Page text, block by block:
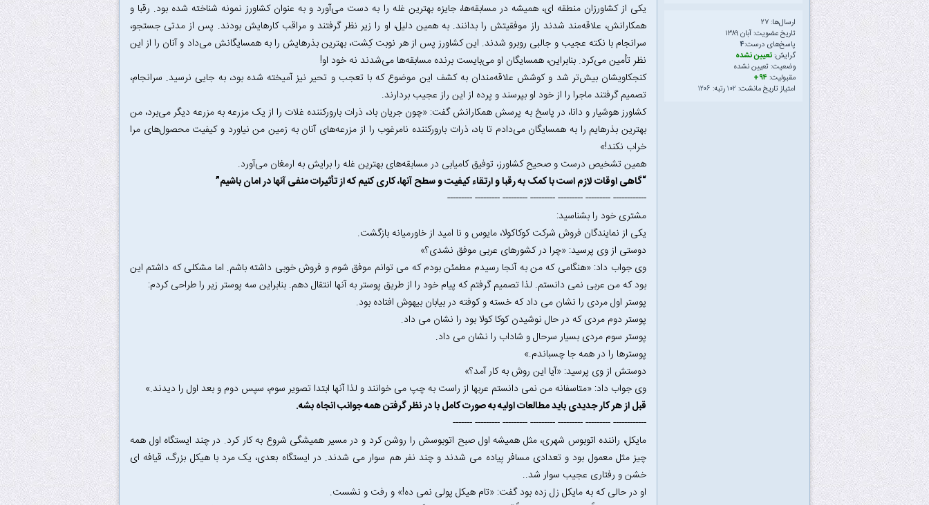
ارسال‌ها: ۲۷
تاریخ عضویت: آبان ۱۳۸۹
پاسخ‌های درست:۴
گرایش:تعیین نشده
وضعیت: تعیین نشده
مقبولیت:۹۴+
امتیاز تاریخ مانشت: ۱۰۲رتبه: ۱۲۰۶
یکی از کشاورزان منطقه ای، همیشه در مسابقه‌ها، جایزه بهترین غله را به ‌دست می‌آورد و به ‌عنوان کشاورز نمونه شناخته شده بود. رقبا و
همکارانش، علاقه‌مند شدند راز موفقیتش را بدانند. به همین دلیل، او را زیر نظر گرفتند و مراقب کارهایش بودند. پس از مدتی جستجو،
سرانجام با نکته‌ عجیب و جالبی روبرو شدند. این کشاورز پس از هر نوبت کِشت، بهترین بذرهایش را به همسایگانش می‌داد و آنان را از این
نظر تأمین می‌کرد. بنابراین، همسایگان او می‌بایست برنده‌ مسابقه‌ها می‌شدند نه خود او!
کنجکاویشان بیش‌تر شد و کوشش علاقه‌مندان به کشف این موضوع که با تعجب و تحیر نیز آمیخته شده بود، به جایی نرسید. سرانجام،
تصمیم گرفتند ماجرا را از خود او بپرسند و پرده از این راز عجیب بردارند.
کشاورز هوشیار و دانا، در پاسخ به پرسش همکارانش گفت: «چون جریان باد، ذرات بارورکننده غلات را از یک مزرعه به مزرعه‌ دیگر می‌برد، من
بهترین بذرهایم را به همسایگان می‌دادم تا باد، ذرات بارورکننده نامرغوب را از مزرعه‌های آنان به زمین من نیاورد و کیفیت محصول‌های مرا
خراب نکند!»
همین تشخیص درست و صحیح کشاورز، توفیق کامیابی در مسابقه‌های بهترین غله را برایش به ارمغان می‌آورد.
“گاهی اوقات لازم است با کمک به رقبا و ارتقاء کیفیت و سطح آنها، کاری کنیم که از تأثیرات منفی آنها در امان باشیم”
------------ --------- --------- --------- --------- --------- ---------
مشتری خود را بشناسید:
یکی از نمایندگان فروش شرکت کوکاکولا، مایوس و نا امید از خاورمیانه بازگشت.
دوستی از وی پرسید: «چرا در کشورهای عربی موفق نشدی؟»
وی جواب داد: «هنگامی که من به آنجا رسیدم مطمئن بودم که می توانم موفق شوم و فروش خوبی داشته باشم. اما مشکلی که داشتم این
بود که من عربی نمی دانستم. لذا تصمیم گرفتم که پیام خود را از طریق پوستر به آنها انتقال دهم. بنابراین سه پوستر زیر را طراحی کردم:
پوستر اول مردی را نشان می داد که خسته و کوفته در بیابان بیهوش افتاده بود.
پوستر دوم مردی که در حال نوشیدن کوکا کولا بود را نشان می داد.
پوستر سوم مردی بسیار سرحال و شاداب را نشان می داد.
پوستر‌ها را در همه جا چسباندم.»
دوستش از وی پرسید: «آیا این روش به کار آمد؟»
وی جواب داد: «متاسفانه من نمی دانستم عربها از راست به چپ می خوانند و لذا آنها ابتدا تصویر سوم، سپس دوم و بعد اول را دیدند.»
قبل از هر کار جدیدی باید مطالعات اولیه به صورت کامل با در نظر گرفتن همه جوانب انجاه بشه.
------------ --------- --------- --------- --------- --------- -------
مایکل، راننده اتوبوس شهری، مثل همیشه اول صبح اتوبوسش را روشن کرد و در مسیر همیشگی شروع به کار کرد. در چند ایستگاه اول همه
چیز مثل معمول بود و تعدادی مسافر پیاده می شدند و چند نفر هم سوار می شدند. در ایستگاه بعدی، یک مرد با هیکل بزرگ، قیافه ای
خشن و رفتاری عجیب سوار شد..
او در حالی که به مایکل زل زده بود گفت: «تام هیکل پولی نمی ده!» و رفت و نشست.